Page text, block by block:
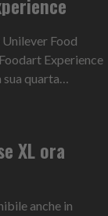
Food
Experience
quarta
XL ora
anche in